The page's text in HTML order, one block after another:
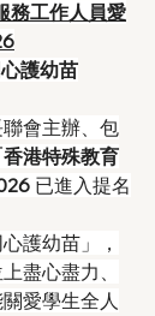
務工作人員愛
護幼苗
會主辦、包
港特殊教育
已進入提名
護幼苗」，
盡心盡力、
愛學生全人